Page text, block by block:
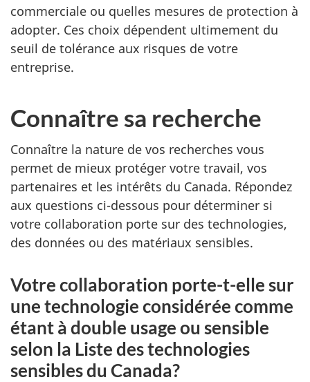
commerciale ou quelles mesures de protection à
adopter. Ces choix dépendent ultimement du
seuil de tolérance aux risques de votre
entreprise.
Connaître sa recherche
Connaître la nature de vos recherches vous
permet de mieux protéger votre travail, vos
partenaires et les intérêts du Canada. Répondez
aux questions ci-dessous pour déterminer si
votre collaboration porte sur des technologies,
des données ou des matériaux sensibles.
Votre collaboration porte-t-elle sur
une technologie considérée comme
étant à double usage ou sensible
selon la Liste des technologies
sensibles du Canada?